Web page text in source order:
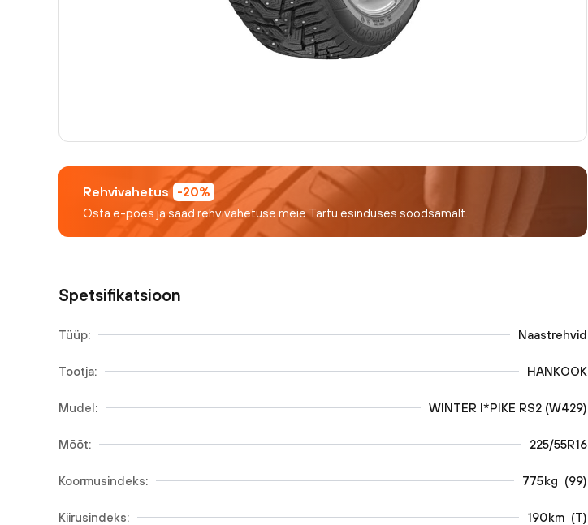
Rehvivahetus -20%
Osta e-poes ja saad rehvivahetuse meie Tartu esinduses soodsamalt.
Spetsifikatsioon
Tüüp: Naastrehvid
Tootja: HANKOOK
Mudel: WINTER I*PIKE RS2 (W429)
Mõõt: 225/55R16
Koormusindeks: 775kg (99)
Kiirusindeks: 190km (T)